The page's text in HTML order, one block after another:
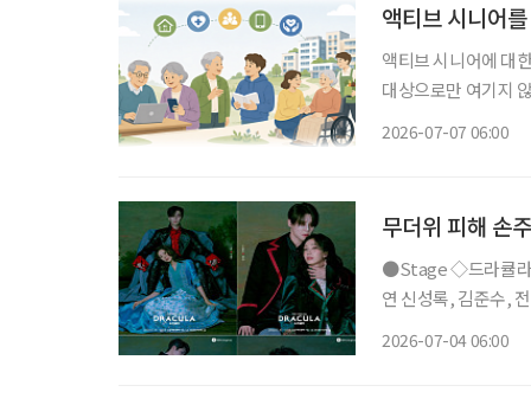
액티브 시니어
액티브 시니어에 대
대상으로만 여기지
2026-07-07 06:00
무더위 피해 손
●Stage ◇드라큘라 일정 7월 10일 ~ 10월 18일 장소 LG아트센터 서울 연출 데이빗 스완 출
연 신성록, 김준수,
2026-07-04 06:00